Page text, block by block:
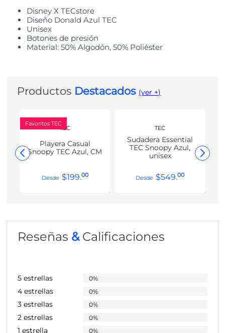
Disney X TECstore
Diseño Donald Azul TEC
Unisex
Botones de presión
Material: 50% Algodón, 50% Poliéster
Productos Destacados (ver +)
Favoritos TEC
TEC
Playera Casual
Snoopy TEC Azul, CM
$199.00
TEC
Sudadera Essential
TEC Snoopy Azul,
unisex
$549.00
Reseñas &Calificaciones
5 estrellas 0%
4 estrellas 0%
3 estrellas 0%
2 estrellas 0%
1 estrella 0%